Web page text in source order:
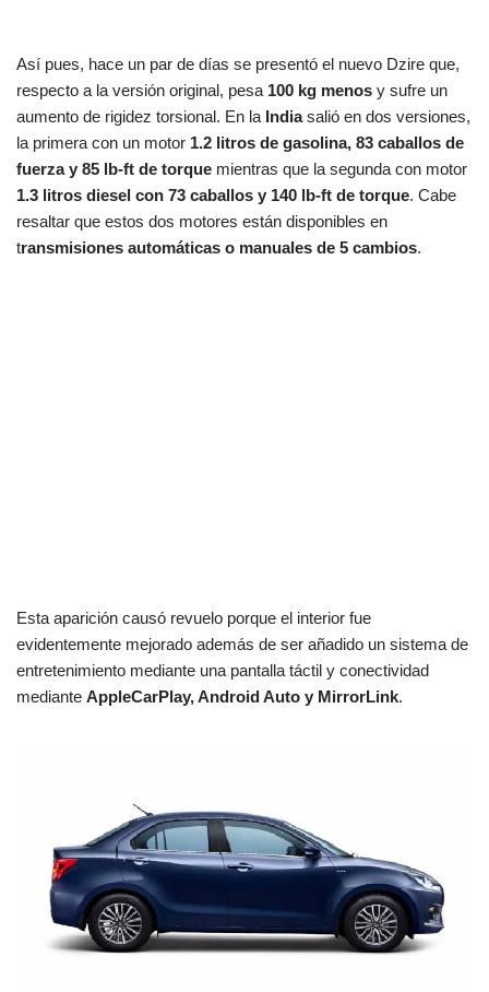
Así pues, hace un par de días se presentó el nuevo Dzire que,
respecto a la versión original, pesa100 kg menos y sufre un
aumento de rigidez torsional. En la Indiasalió en dos versiones,
la primera con un motor 1.2 litros de gasolina, 83 caballos de
fuerza y 85 lb-ft de torque mientras que la segunda con motor
1.3 litros diesel con 73 caballos y 140 lb-ft de torque. Cabe
resaltar que estos dos motores están disponibles en
transmisiones automáticas o manuales de 5 cambios.
Esta aparición causó revuelo porque el interior fue
evidentemente mejorado además de ser añadido un sistema de
entretenimiento mediante una pantalla táctil y conectividad
mediante AppleCarPlay, Android Auto y MirrorLink.